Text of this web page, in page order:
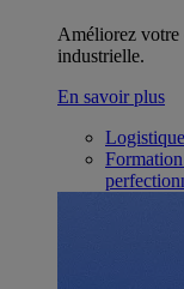
Améliorez votre
industrielle.
En savoir plus